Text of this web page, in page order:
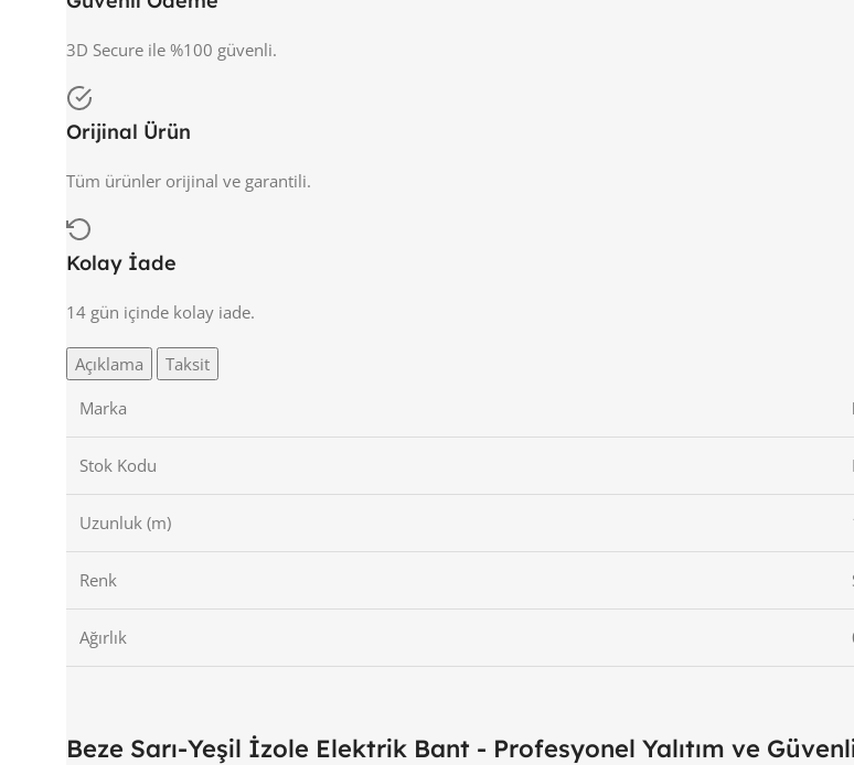
3D Secure ile %100 güvenli.
Orijinal Ürün
Tüm ürünler orijinal ve garantili.
Kolay İade
14 gün içinde kolay iade.
Açıklama
Taksit
Marka
Stok Kodu
Uzunluk (m)
Renk
Ağırlık
Beze Sarı-Yeşil İzole Elektrik Bant - Profesyonel Yalıtım ve